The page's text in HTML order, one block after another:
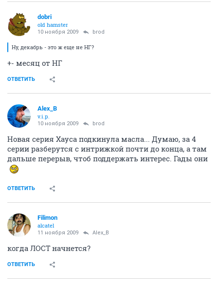
dobri
old hamster
10 ноября 2009 brod
Ну, декабрь - это ж еще не НГ?
+- месяц от НГ
ОТВЕТИТЬ
Alex_B
v.i.p.
10 ноября 2009 brod
Новая серия Хауса подкинула масла... Думаю, за 4
серии разберутся с интрижкой почти до конца, а там
дальше перерыв, чтоб поддержать интерес. Гады они
ОТВЕТИТЬ
Filimon
alcatel
11 ноября 2009 Alex_B
когда ЛОСТ начнется?
ОТВЕТИТЬ